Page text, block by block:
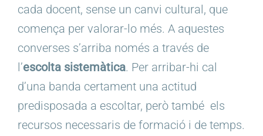
cada docent, sense un canvi cultural, que
comença per valorar-lo més. A aquestes
converses s’arriba només a través de
l’escolta sistemàtica. Per arribar-hi cal
d’una banda certament una actitud
predisposada a escoltar, però també els
recursos necessaris de formació i de temps.